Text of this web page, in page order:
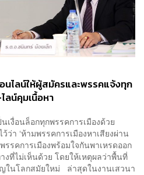
นไลน์ให้ผู้สมัครและพรรคแจ้งทุก
ลน์คุมเนื้อหา
เงื่อนล็อกทุกพรรคการเมืองด้วย
า ‘ห้ามพรรคการเมืองหาเสียงผ่าน
รคการเมืองพร้อมใจกันพาเหรดออก
ที่ไม่เห็นด้วย โดยให้เหตุผลว่าพื้นที่
ในโลกสมัยใหม่ ล่าสุดในงานเสวนา